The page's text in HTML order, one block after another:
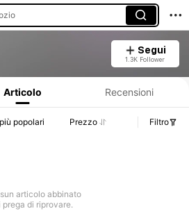
Segui
1.3K Follower
Articolo Recensioni
popolari Prezzo Filtro
articolo abbinato
prega di riprovare.